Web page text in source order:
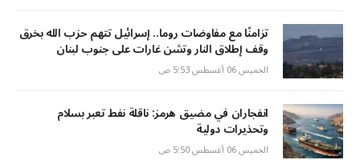
تزامنًا مع مفاوضات روما.. إسرائيل تتهم حزب الله بخرق
وقف إطلاق النار وتشن غارات على جنوب لبنان
الخميس 06 أغسطس 5:53 ص
انفجاران في مضيق هرمز: ناقلة نفط تعبر بسلام
وتحذيرات دولية
الخميس 06 أغسطس 5:50 ص